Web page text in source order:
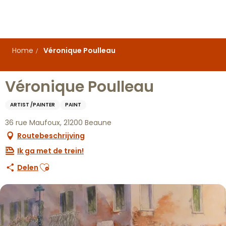
principal
Home
Véronique Poulleau
Véronique Poulleau
ARTIST /PAINTER PAINT
36 rue Maufoux, 21200 Beaune
Routebeschrijving
Ik ga met de trein!
Delen Ajouter aux favoris